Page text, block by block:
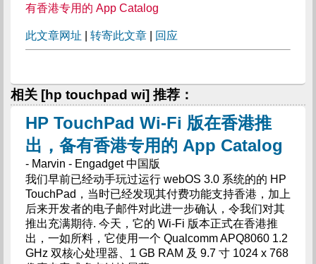
有香港专用的 App Catalog
此文章网址 转寄此文章| 回应
相关 [hp touchpad wi] 推荐：
HP TouchPad Wi-Fi 版在香港推
出，备有香港专用的 App Catalog
- Marvin - Engadget 中国版
我们早前已经动手玩过运行 webOS 3.0 系统的的 HP
TouchPad，当时已经发现其付费功能支持香港，加上
后来开发者的电子邮件对此进一步确认，令我们对其
推出充满期待. 今天，它的 Wi-Fi 版本正式在香港推
出，一如所料，它使用一个 Qualcomm APQ8060 1.2
GHz 双核心处理器、1 GB RAM 及 9.7 寸 1024 x 768